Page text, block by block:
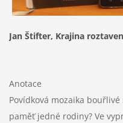
Jan Štifter, Krajina
Anotace
Povídková mozaika
paměť jedné rodiny? Ve